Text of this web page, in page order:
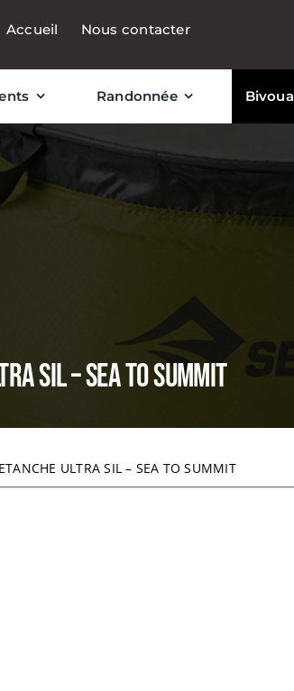
Accueil Nous contacter
Randonnée
SIL – SEA TO SUMMIT
ULTRA SIL – SEA TO SUMMIT